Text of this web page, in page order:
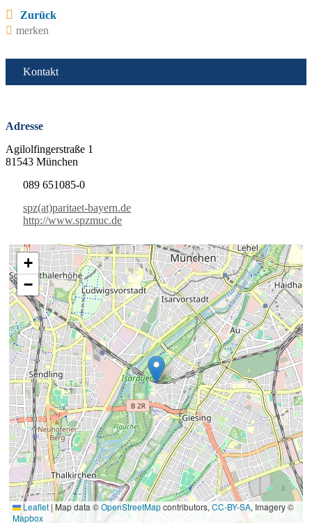
Zurück
merken
Kontakt
Adresse
Agilolfingerstraße 1
81543 München
089 651085-0
spz(at)paritaet-bayern.de
http://www.spzmuc.de
+
−
Leaflet |Map data ©OpenStreetMapcontributors, CC-BY-SA, Imagery ©
Mapbox